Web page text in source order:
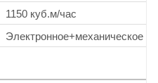
1150 куб.м/час
Электронное+механическое